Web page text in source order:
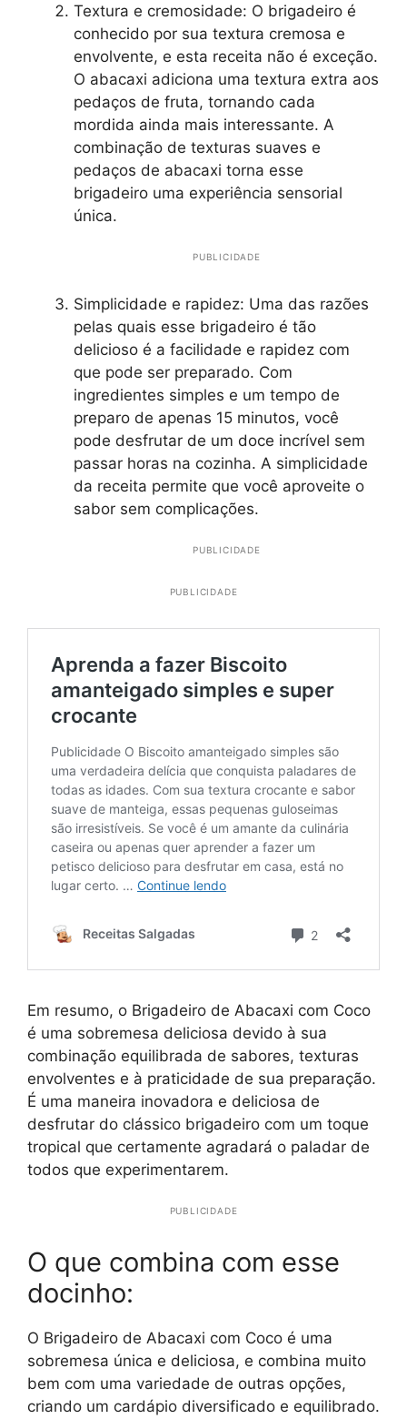
Textura e cremosidade: O brigadeiro é
conhecido por sua textura cremosa e
envolvente, e esta receita não é exceção.
O abacaxi adiciona uma textura extra aos
pedaços de fruta, tornando cada
mordida ainda mais interessante. A
combinação de texturas suaves e
pedaços de abacaxi torna esse
brigadeiro uma experiência sensorial
única.
PUBLICIDADE
Simplicidade e rapidez: Uma das razões
pelas quais esse brigadeiro é tão
delicioso é a facilidade e rapidez com
que pode ser preparado. Com
ingredientes simples e um tempo de
preparo de apenas 15 minutos, você
pode desfrutar de um doce incrível sem
passar horas na cozinha. A simplicidade
da receita permite que você aproveite o
sabor sem complicações.
PUBLICIDADE
PUBLICIDADE
Em resumo, o Brigadeiro de Abacaxi com Coco
é uma sobremesa deliciosa devido à sua
combinação equilibrada de sabores, texturas
envolventes e à praticidade de sua preparação.
É uma maneira inovadora e deliciosa de
desfrutar do clássico brigadeiro com um toque
tropical que certamente agradará o paladar de
todos que experimentarem.
PUBLICIDADE
O que combina com esse
docinho:
O Brigadeiro de Abacaxi com Coco é uma
sobremesa única e deliciosa, e combina muito
bem com uma variedade de outras opções,
criando um cardápio diversificado e equilibrado.